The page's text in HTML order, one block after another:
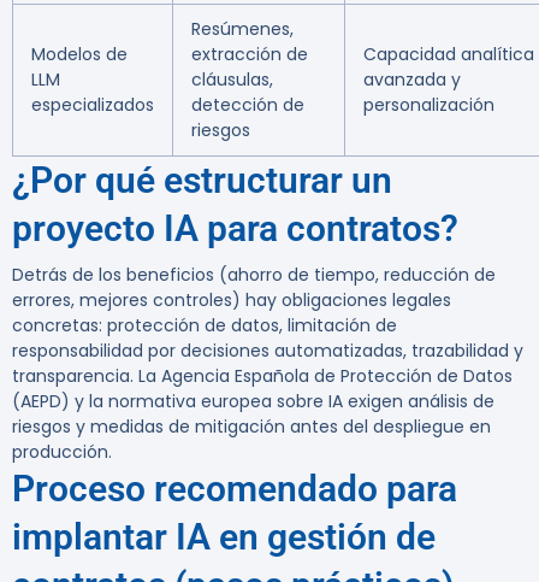
Modelos de
LLM
especializados
Resúmenes,
extracción de
cláusulas,
detección de
riesgos
Capacidad analítica
avanzada y
personalización
¿Por qué estructurar un
proyecto IA para contratos?
Detrás de los beneficios (ahorro de tiempo, reducción de
errores, mejores controles) hay obligaciones legales
concretas: protección de datos, limitación de
responsabilidad por decisiones automatizadas, trazabilidad y
transparencia. La Agencia Española de Protección de Datos
(AEPD) y la normativa europea sobre IA exigen análisis de
riesgos y medidas de mitigación antes del despliegue en
producción.
Proceso recomendado para
implantar IA en gestión de